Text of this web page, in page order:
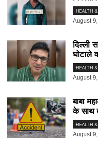
HEALTH
August
दिल्ली
घोटाले
HEALTH
August
बाबा
के साथ
HEALTH
August